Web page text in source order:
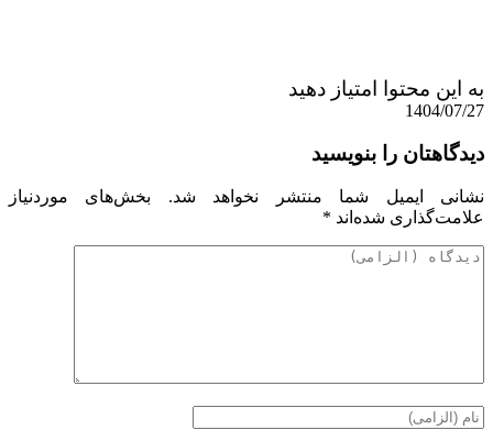
به این محتوا امتیاز دهید
1404/07/27
دیدگاهتان را بنویسید
نشانی ایمیل شما منتشر نخواهد شد.
بخش‌های موردنیاز
علامت‌گذاری شده‌اند *